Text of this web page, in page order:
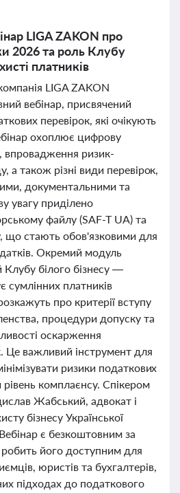
LIGA ZAKON про
2026 та роль Клубу
платників
LIGA ZAKON
вебінар, присвячений
перевірок, які очікують
охоплює цифрову
ризик-
а також різні види перевірок,
документальними та
увагу приділено
файлу (SAF-T UA) та
що стають обов'язковими для
Окремий модуль
Клубу білого бізнесу —
сумлінних платників
про критерії вступу
процедури допуску та
оскарження
Це важливий інструмент для
ризики податкових
комплаєнсу. Спікером
Жабський, адвокат і
бізнесу Української
є безкоштовним за
його доступним для
юристів та бухгалтерів,
підходах до податкового